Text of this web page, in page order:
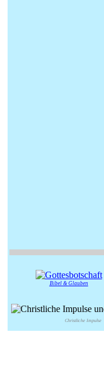
Bibel & Glauben
Christliche Impulse